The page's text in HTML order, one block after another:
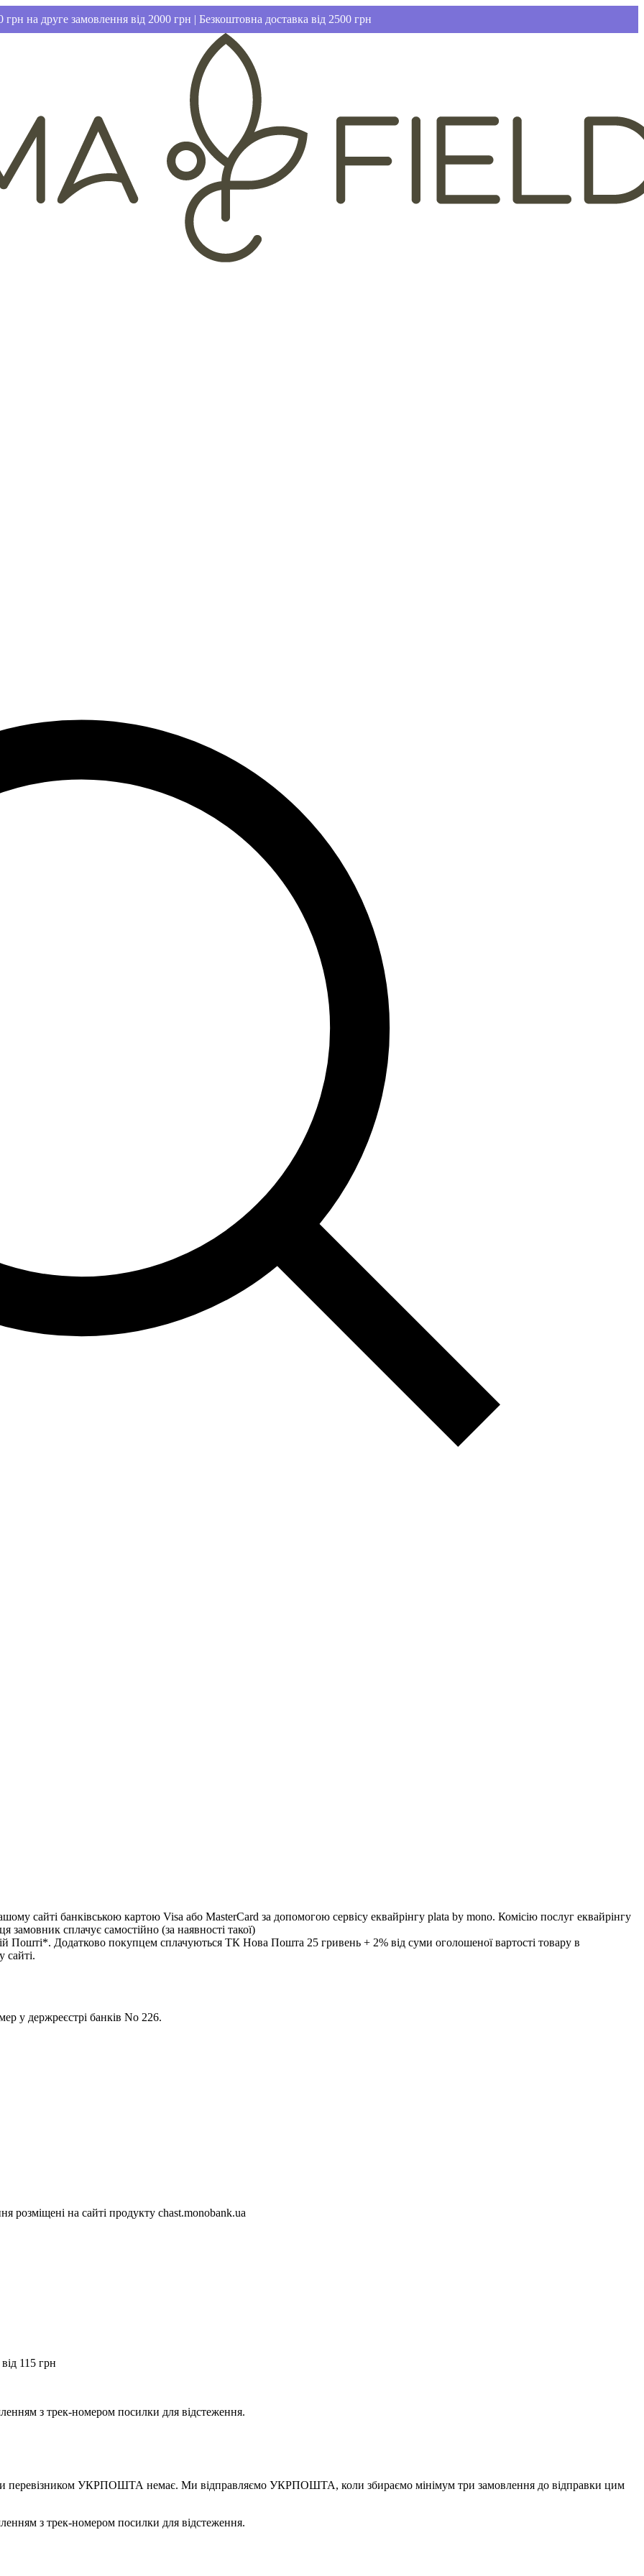
грн на друге замовлення від 2000 грн | Безкоштовна доставка від 2500 грн
банківською картою Visa або MasterCard за допомогою сервісу еквайрінгу plata by mono. Комісію послуг еквайрінгу
замовник сплачує самостійно (за наявності такої)
Додатково покупцем сплачуються ТК Нова Пошта 25 гривень + 2% від суми оголошеної вартості товару в
сайті.
у держреєстрі банків No 226.
розміщені на сайті продукту chast.monobank.ua
115 грн
з трек-номером посилки для відстеження.
перевізником УКРПОШТА немає. Ми відправляємо УКРПОШТА, коли збираємо мінімум три замовлення до відправки цим
з трек-номером посилки для відстеження.